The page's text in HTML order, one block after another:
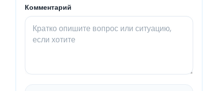
Комментарий